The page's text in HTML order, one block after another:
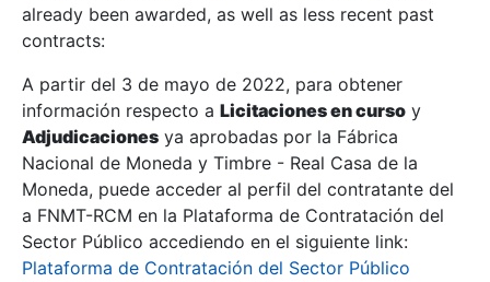
Show/Hide
Show/Hide
already been awarded, as well as less recent past
contracts:
A partir del 3 de mayo de 2022, para obtener
información respecto a Licitaciones en curso y
Adjudicaciones ya aprobadas por la Fábrica
Nacional de Moneda y Timbre - Real Casa de la
Moneda, puede acceder al perfil del contratante del
a FNMT-RCM en la Plataforma de Contratación del
Sector Público accediendo en el siguiente link:
Plataforma de Contratación del Sector Público